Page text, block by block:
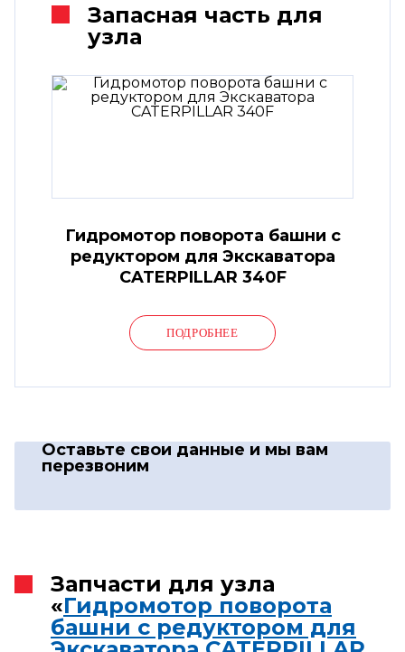
Запасная часть для
узла
Гидромотор поворота башни с
редуктором для Экскаватора
CATERPILLAR 340F
ПОДРОБНЕЕ
Оставьте свои данные и мы вам
перезвоним
Запчасти для узла
«Гидромотор поворота
башни с редуктором для